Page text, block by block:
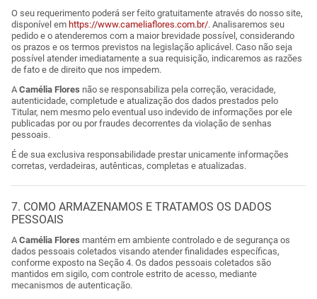
O seu requerimento poderá ser feito gratuitamente através do nosso site,
disponível em https://www.cameliaflores.com.br/. Analisaremos seu
pedido e o atenderemos com a maior brevidade possível, considerando
os prazos e os termos previstos na legislação aplicável. Caso não seja
possível atender imediatamente a sua requisição, indicaremos as razões
de fato e de direito que nos impedem.
A Camélia Flores não se responsabiliza pela correção, veracidade,
autenticidade, completude e atualização dos dados prestados pelo
Titular, nem mesmo pelo eventual uso indevido de informações por ele
publicadas por ou por fraudes decorrentes da violação de senhas
pessoais.
É de sua exclusiva responsabilidade prestar unicamente informações
corretas, verdadeiras, autênticas, completas e atualizadas.
7. COMO ARMAZENAMOS E TRATAMOS OS DADOS
PESSOAIS
A Camélia Flores mantém em ambiente controlado e de segurança os
dados pessoais coletados visando atender finalidades específicas,
conforme exposto na Seção 4. Os dados pessoais coletados são
mantidos em sigilo, com controle estrito de acesso, mediante
mecanismos de autenticação.